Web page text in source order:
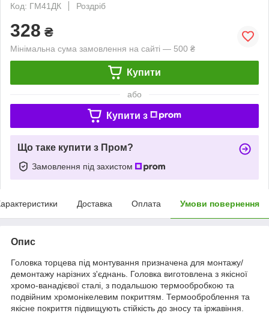
Код: ГМ41ДК
Роздріб
328 ₴
Мінімальна сума замовлення на сайті — 500 ₴
Купити
або
Купити з
Що таке купити з Пром?
Замовлення під захистом
Доставка Оплата Умови повернення
Опис
Головка торцева під монтування призначена для монтажу/
демонтажу нарізних з'єднань. Головка виготовлена з якісної
хромо-ванадієвої сталі, з подальшою термообробкою та
подвійним хромонікелевим покриттям. Термооброблення та
якісне покриття підвищують стійкість до зносу та іржавіння.